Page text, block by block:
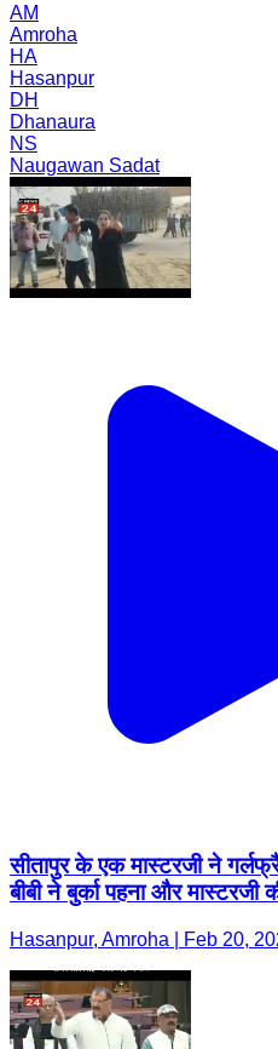
AM
Amroha
HA
Hasanpur
DH
Dhanaura
NS
Naugawan Sadat
सीतापुर के एक मास्टरजी ने
बीबी ने बुर्का पहना और
Hasanpur, Amroha | Feb 20,